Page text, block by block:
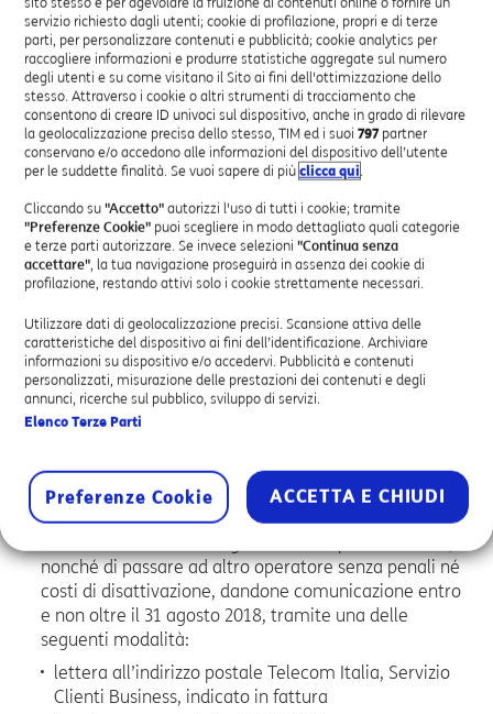
vigore al 31 maggio 2018, sono statiridottinella
misuradello 0,1%.
L’importo corrispondente alla suddetta percentuale di
riduzione, a storno di quanto fatturato, verrà
accreditato in un’unica soluzione nelle fatture di
novembre o dicembre 2018, a seconda del periodo di
fatturazione.
I Clienti interessati dalla suddetta variazione
riceveranno, entro la fine del mese di luglio 2018,
apposita comunicazione da parte di TIM e potranno
linea/e, nonché i prezzi in vigore fino al 31 maggio
2018, consultando la fattura TIM oppure l’Area Clienti
riservata in questo sito o sul sito mybusiness.it.
DIRITTO DI RECESSO
Il Cliente che non intenda accettare le variazioni sopra
indicate, ai sensi dell’art. 70, comma 4 del Codice delle
Comunicazioni Elettroniche, ha il diritto di recedere
nonché di passare ad altro operatore senza penali né
costi di disattivazione, dandone comunicazione entro
e non oltre il 31 agosto 2018, tramite una delle
seguenti modalità:
lettera all’indirizzo postale Telecom Italia, Servizio
Clienti Business, indicato in fattura
servizio richiesto dagli utenti; cookie di profilazione, propri e di terze
parti, per personalizzare contenuti e pubblicità; cookie analytics per
raccogliere informazioni e produrre statistiche aggregate sul numero
degli utenti e su come visitano il Sito ai fini dell'ottimizzazione dello
stesso. Attraverso i cookie o altri strumenti di tracciamento che
consentono di creare ID univoci sul dispositivo, anche in grado di rilevare
la geolocalizzazione precisa dello stesso, TIM ed i suoi 797partner
conservano e/o accedono alle informazioni del dispositivo dell’utente
per le suddette finalità. Se vuoi sapere di più clicca qui.
Cliccando su "Accetto" autorizzi l'uso di tutti i cookie; tramite
"Preferenze Cookie" puoi scegliere in modo dettagliato quali categorie
e terze parti autorizzare. Se invece selezioni "Continua senza
accettare", la tua navigazione proseguirà in assenza dei cookie di
profilazione, restando attivi solo i cookie strettamente necessari.
Utilizzare dati di geolocalizzazione precisi. Scansione attiva delle
caratteristiche del dispositivo ai fini dell’identificazione. Archiviare
informazioni su dispositivo e/o accedervi. Pubblicità e contenuti
personalizzati, misurazione delle prestazioni dei contenuti e degli
annunci, ricerche sul pubblico, sviluppo di servizi.
Elenco Terze Parti
Preferenze Cookie ACCETTA E CHIUDI